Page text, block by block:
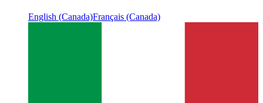
English (Canada)Français (Canada)